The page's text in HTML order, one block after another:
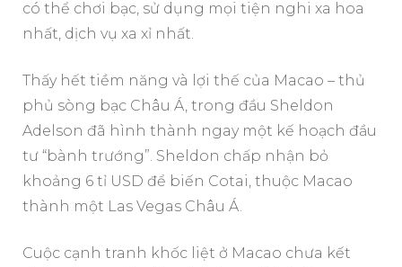
có thể chơi bạc, sử dụng mọi tiện nghi xa hoa
nhất, dịch vụ xa xỉ nhất.
Thấy hết tiềm năng và lợi thế của Macao – thủ
phủ sòng bạc Châu Á, trong đầu Sheldon
Adelson đã hình thành ngay một kế hoạch đầu
tư “bành trướng”. Sheldon chấp nhận bỏ
khoảng 6 tỉ USD để biến Cotai, thuộc Macao
thành một Las Vegas Châu Á.
Cuộc cạnh tranh khốc liệt ở Macao chưa kết